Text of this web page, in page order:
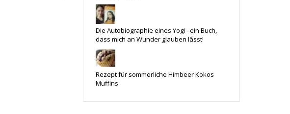
Die Autobiographie eines Yogi - ein Buch,
dass mich an Wunder glauben lässt!
Rezept für sommerliche Himbeer Kokos
Muffins